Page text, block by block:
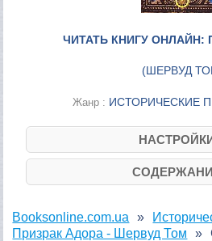
ЧИТАТЬ КНИГУ ОНЛАЙН:
(ШЕРВУД
Жанр : ИСТОРИЧЕСКИЕ
Booksonline.com.ua
Призрак Адора - Шервуд Том